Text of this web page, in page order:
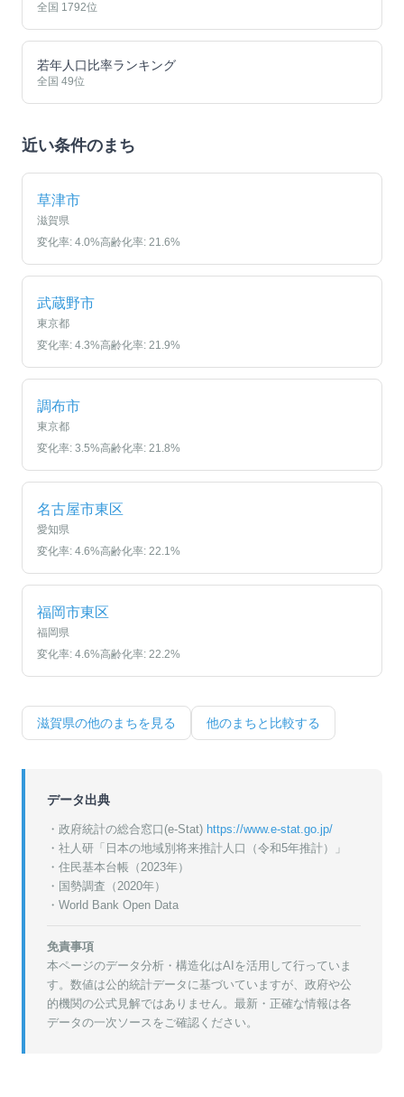
全国 1792位
若年人口比率ランキング
全国 49位
近い条件のまち
草津市
滋賀県
変化率: 4.0%高齢化率: 21.6%
武蔵野市
東京都
変化率: 4.3%高齢化率: 21.9%
調布市
東京都
変化率: 3.5%高齢化率: 21.8%
名古屋市東区
愛知県
変化率: 4.6%高齢化率: 22.1%
福岡市東区
福岡県
変化率: 4.6%高齢化率: 22.2%
滋賀県の他のまちを見る 他のまちと比較する
データ出典
・政府統計の総合窓口(e-Stat) https://www.e-stat.go.jp/
・ 社人研「日本の地域別将来推計人口（令和5年推計）」
・ 住民基本台帳（2023年）
・ 国勢調査（2020年）
・World Bank Open Data
免責事項
本ページのデータ分析・構造化はAIを活用して行っていま
す。数値は公的統計データに基づいていますが、政府や公
的機関の公式見解ではありません。最新・正確な情報は各
データの一次ソースをご確認ください。